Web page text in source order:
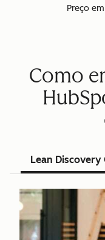
Preço
Como
Lean Discovery